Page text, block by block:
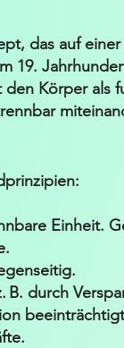
das auf
19.
Körper als
Einheit.
durch